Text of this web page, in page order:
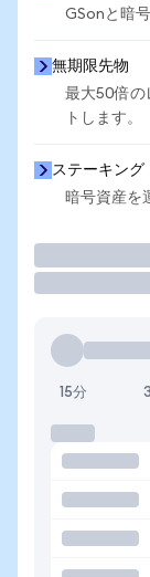
GSonと暗
無期限先物
最大50倍の
トします。
ステーキング
暗号資産を
15分